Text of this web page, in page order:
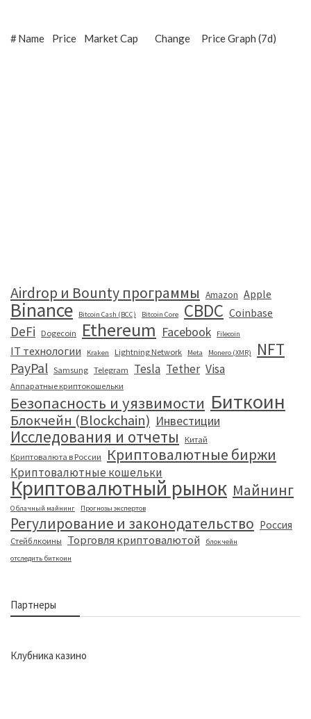
#Name Price Market Cap Change Price Graph (7d)
Airdrop и Bounty программы Amazon Apple
Binance Bitcoin Cash (BCC) Bitcoin Core CBDC Coinbase
DeFi Dogecoin Ethereum Facebook Filecoin
IT технологии Kraken Lightning Network Meta Monero (XMR) NFT
PayPal Samsung Telegram Tesla Tether Visa
Аппаратные криптокошельки
Безопасность и уязвимости Биткоин
Блокчейн (Blockchain) Инвестиции
Исследования и отчеты
Китай
Криптовалюта в России
Криптовалютные биржи
Криптовалютные кошельки
Криптовалютный рынок Майнинг
Облачный майнинг Прогнозы экспертов
Регулирование и законодательство Россия
Стейблкоины Торговля криптовалютой
блокчейн
отследить биткоин
Партнеры
Клубника казино